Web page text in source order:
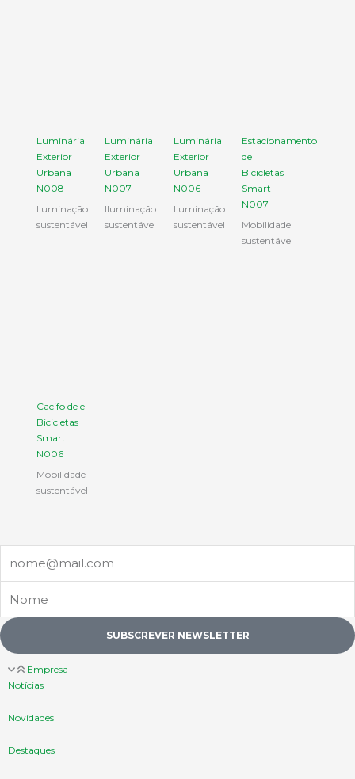
Luminária
Exterior
Urbana
N008
Iluminação
sustentável
Luminária
Exterior
Urbana
N007
Iluminação
sustentável
Luminária
Exterior
Urbana
N006
Iluminação
sustentável
Estacionamento
de
Bicicletas
Smart
N007
Mobilidade
sustentável
Cacifo de e-
Bicicletas
Smart
N006
Mobilidade
sustentável
SUBSCREVER NEWSLETTER
Empresa
Notícias
Novidades
Destaques